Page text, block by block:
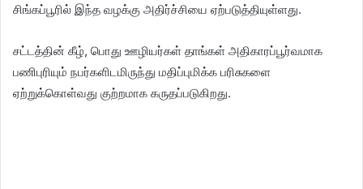
சிங்கப்பூரில் இந்த வழக்கு அதிர்ச்சியை ஏற்படுத்தியுள்ளது.
சட்டத்தின் கீழ், பொது ஊழியர்கள் தாங்கள் அதிகாரப்பூர்வமாக
பணிபுரியும் நபர்களிடமிருந்து மதிப்புமிக்க பரிசுகளை
ஏற்றுக்கொள்வது குற்றமாக கருதப்படுகிறது.